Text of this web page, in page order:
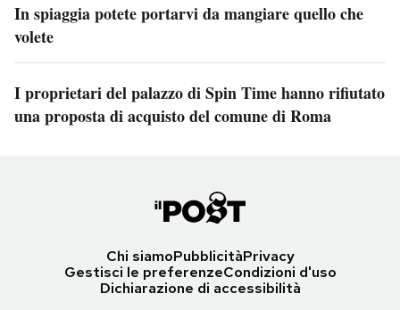
In spiaggia potete portarvi da mangiare quello che
volete
I proprietari del palazzo di Spin Time hanno rifiutato
una proposta di acquisto del comune di Roma
Chi siamoPubblicitàPrivacy
Gestisci le preferenzeCondizioni d'uso
Dichiarazione di accessibilità